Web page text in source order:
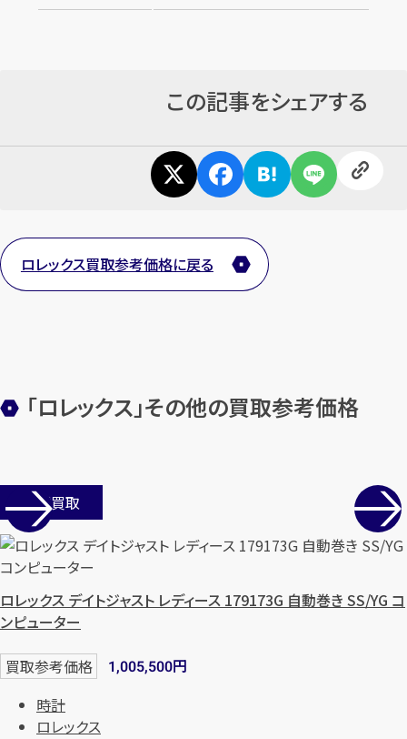
この記事をシェアする
ロレックス買取参考価格に戻る
「ロレックス」その他の買取参考価格
店舗買取
ロレックス デイトジャスト レディース 179173G 自動巻き SS/YG コ
ンピューター
買取参考価格 1,005,500円
時計
ロレックス